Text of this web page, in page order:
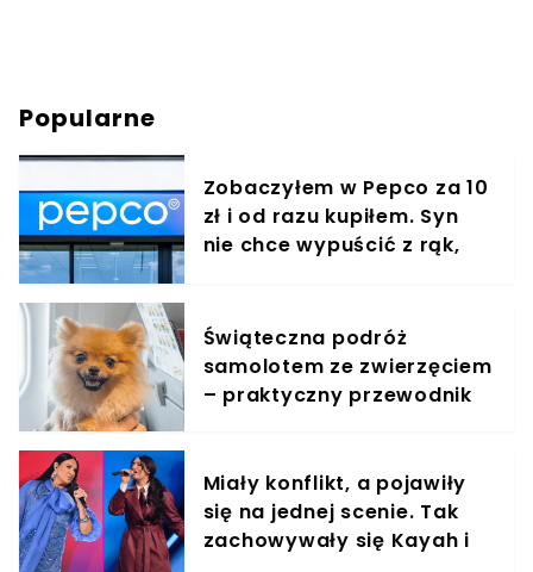
Popularne
Zobaczyłem w Pepco za 10
zł i od razu kupiłem. Syn
nie chce wypuścić z rąk,
Świąteczna podróż
samolotem ze zwierzęciem
– praktyczny przewodnik
Miały konflikt, a pojawiły
się na jednej scenie. Tak
zachowywały się Kayah i